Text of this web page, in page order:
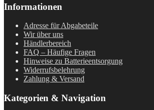
Informationen
Adresse für Abgabeteile
Wir über uns
Händlerbereich
FAQ – Häufige Fragen
Hinweise zu Batterieentsorgung
Widerrufsbelehrung
Zahlung & Versand
Kategorien & Navigation